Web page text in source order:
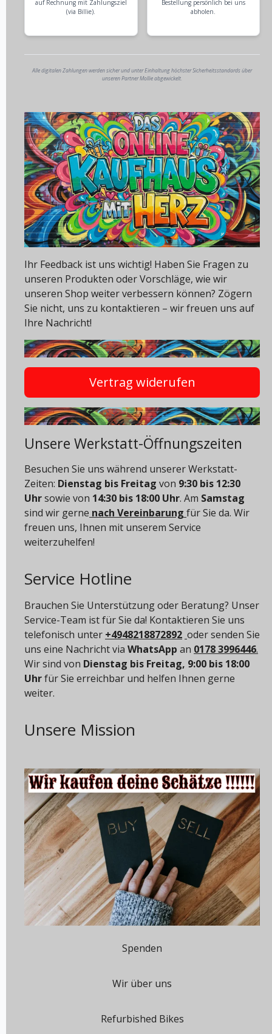
auf Rechnung mit Zahlungsziel
(via Billie).
Bestellung persönlich bei uns
abholen.
Alle digitalen Zahlungen werden sicher und unter Einhaltung höchster Sicherheitsstandards über
unseren Partner Mollie abgewickelt.
Ihr Feedback ist uns wichtig! Haben Sie Fragen zu
unseren Produkten oder Vorschläge, wie wir
unseren Shop weiter verbessern können? Zögern
Sie nicht, uns zu kontaktieren – wir freuen uns auf
Ihre Nachricht!
Vertrag widerufen
Unsere Werkstatt-Öffnungszeiten
Besuchen Sie uns während unserer Werkstatt-
Zeiten: Dienstag bis Freitag von 9:30 bis 12:30
Uhrsowie von 14:30 bis 18:00 Uhr. Am Samstag
sind wir gerne nach Vereinbarung für Sie da. Wir
freuen uns, Ihnen mit unserem Service
weiterzuhelfen!
Service Hotline
Brauchen Sie Unterstützung oder Beratung? Unser
Service-Team ist für Sie da! Kontaktieren Sie uns
telefonisch unter +4948218872892 oder senden Sie
uns eine Nachricht via WhatsApp an 0178 3996446.
Wir sind von Dienstag bis Freitag, 9:00 bis 18:00
Uhrfür Sie erreichbar und helfen Ihnen gerne
weiter.
Unsere Mission
Spenden
Wir über uns
Refurbished Bikes